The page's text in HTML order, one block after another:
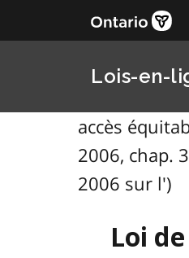
Lois-en-
accès
2006, chap.
2006 sur l')
Loi